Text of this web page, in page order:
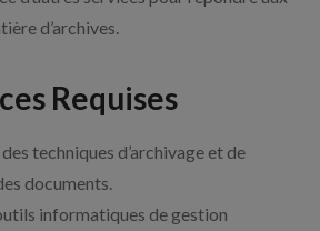
d’archives.
Requises
techniques d’archivage et de
documents.
informatiques de gestion